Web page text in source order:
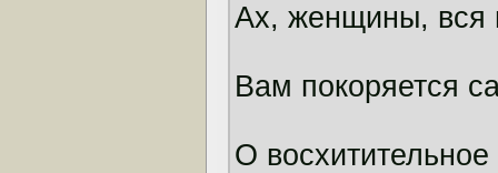
Ах, женщины, вся
Вам покоряется
О восхитительное